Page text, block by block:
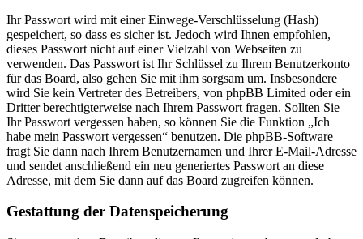
Ihr Passwort wird mit einer Einwege-Verschlüsselung (Hash)
gespeichert, so dass es sicher ist. Jedoch wird Ihnen empfohlen,
dieses Passwort nicht auf einer Vielzahl von Webseiten zu
verwenden. Das Passwort ist Ihr Schlüssel zu Ihrem Benutzerkonto
für das Board, also gehen Sie mit ihm sorgsam um. Insbesondere
wird Sie kein Vertreter des Betreibers, von phpBB Limited oder ein
Dritter berechtigterweise nach Ihrem Passwort fragen. Sollten Sie
Ihr Passwort vergessen haben, so können Sie die Funktion „Ich
habe mein Passwort vergessen“ benutzen. Die phpBB-Software
fragt Sie dann nach Ihrem Benutzernamen und Ihrer E-Mail-Adresse
und sendet anschließend ein neu generiertes Passwort an diese
Adresse, mit dem Sie dann auf das Board zugreifen können.
Gestattung der Datenspeicherung